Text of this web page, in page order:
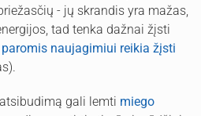
- jų skrandis yra mažas,
tad tenka dažnai žįsti
naujagimiui reikia žįsti
gali lemti miego